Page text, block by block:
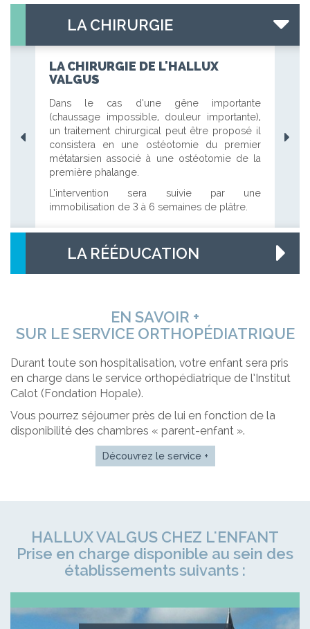
LA CHIRURGIE
LA CHIRURGIE DE L'HALLUX
VALGUS
Dans le cas d’une gêne importante
(chaussage impossible, douleur importante),
un traitement chirurgical peut être proposé il
consistera en une ostéotomie du premier
métatarsien associé à une ostéotomie de la
première phalange.
L’intervention sera suivie par une
immobilisation de 3 à 6 semaines de plâtre.
LA RÉÉDUCATION
EN SAVOIR +
SUR LE SERVICE ORTHOPÉDIATRIQUE
Durant toute son hospitalisation, votre enfant sera pris
en charge dans le service orthopédiatrique de l’Institut
Calot (Fondation Hopale).
Vous pourrez séjourner près de lui en fonction de la
disponibilité des chambres « parent-enfant ».
Découvrez le service +
HALLUX VALGUS CHEZ L'ENFANT
Prise en charge disponible au sein des
établissements suivants :